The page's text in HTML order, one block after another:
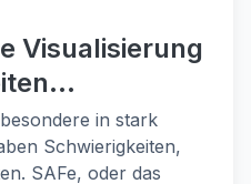
Visualisierung
großemin stark
Schwierigkeiten,
SAFe, oder das